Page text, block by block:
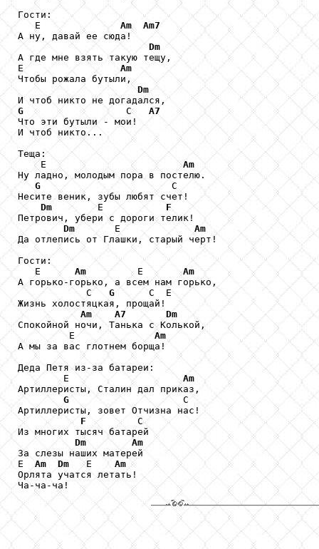
Гости:
   Е
Am
Am7
А ну, давай ее сюда!
Dm
А где мне взять такую тещу,
Е Am
Чтобы рожала бутыли,
Dm
G
                  С
A7
Что эти бутыли - мои!
И чтоб никто...
Теща:
    Е
Am
Ну ладно, молодым пора в постелю.
G
                       С
Несите веник, зубы любят счет!
Dm
        Е
F
Петрович, убери с дороги телик!
Dm
       Е
Am
Да отлепись от Глашки, старый черт!
Гости:
   Е
Am
         Е
Am
А горько-горько, а всем нам горько,
            С
G
      С  Е
Жизнь холостяцкая, прощай!
Am
A7
Dm
Спокойной ночи, Танька с Колькой,
         Е
Am
А мы за вас глотнем борща!
Деда Петя из-за батареи:
        Е
Am
Артиллеристы, Сталин дал приказ,
G
                    С
Артиллеристы, зовет Отчизна нас!
F
         С
Из многих тысяч батарей
Dm
Am
За слезы наших матерей
Е Am Dm
   Е
Am
Орлята учатся летать!